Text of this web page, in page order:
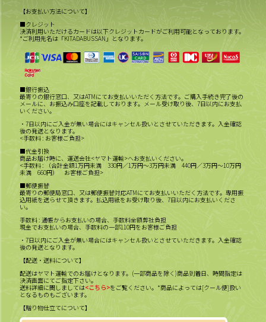
【お支払い方法について】
■クレジット
決済利用いただけるカードは以下クレジットカードがご利用可能となっております。
*ご利用先名は「KITADABUSSAN」となります。
■銀行振込
最寄りの銀行窓口、又はATMにてお支払いいただく方法です。ご購入手続き完了後の
メールに、お振込み口座を記載しております。メール受け取り後、7日以内にお支払
いください。
・7日以内にご入金が無い場合にはキャンセル扱いとさせていただきます。入金確認
後の発送となります。
<手数料 : お客様ご負担>
■代金引換
商品お届け時に、運送会社<ヤマト運輸>へお支払いください。
<手数料 : （合計金額1万円未満 330円／1万円～3万円未満 440円／3万円～10万円
未満 660円） お客様ご負担>
■郵便振替
最寄りの郵便局窓口、又は郵便振替対応ATMにてお支払いいただく方法です。専用振
込用紙を送らせて頂きます。払込用紙をお受け取り後、7日以内にお支払いくださ
い。
手数料 : 通帳からお支払いの場合、手数料全額弊社負担
現金でお支払いの場合、手数料の一部110円をお客様ご負担
・7日以内にご入金が無い場合にはキャンセル扱いとさせていただきます。入金確認
後の発送となります。
【配送・送料について】
配送はヤマト運輸でのお届けとなります。(一部商品を除く)商品到着日、時間指定は
決済画面にてご指定下さい。
送料詳細に関しましては<こちら>をご覧ください。*商品によっては[クール便]扱い
となるものもございます。
【贈り物仕立てについて】